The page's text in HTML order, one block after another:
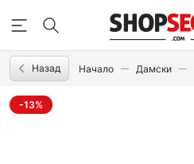
Назад Начало Дамски
-13%